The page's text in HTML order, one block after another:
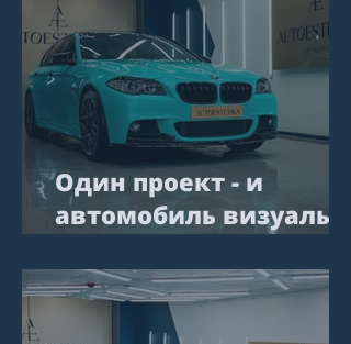
Один проект - и
автомобиль визуально
свежее